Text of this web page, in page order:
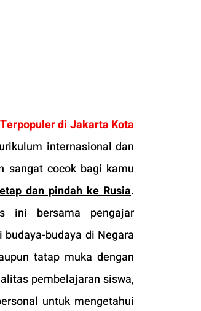
di Jakarta Kota
internasional dan
sangat cocok bagi kamu
dan pindah ke Rusia.
ini bersama pengajar
budaya di Negara
tatap muka dengan
pembelajaran siswa,
untuk mengetahui